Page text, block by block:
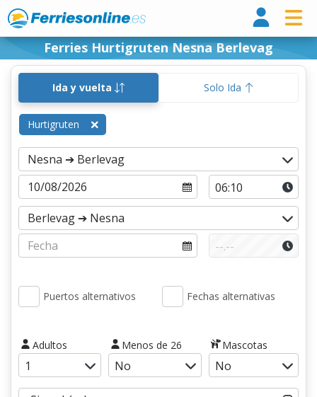
Ferries Hurtigruten Nesna Berlevag
Ida y vuelta Solo Ida
Hurtigruten
Puertos alternativos Fechas alternativas
Adultos Menos de 26 Mascotas